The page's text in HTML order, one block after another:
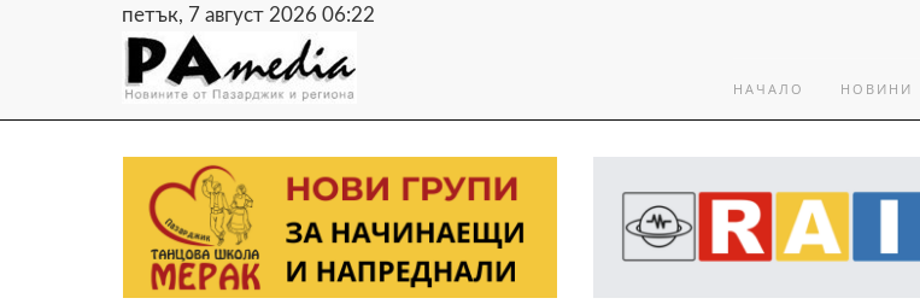
петък, 7 август 2026 06:22
НАЧАЛО НОВИНИ